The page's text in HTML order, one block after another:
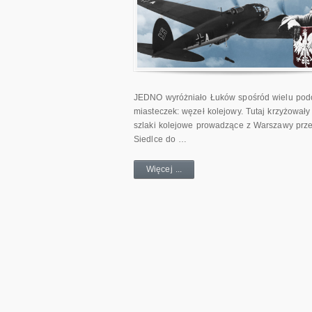
JEDNO wyróżniało Łuków spośród wielu
miasteczek: węzeł kolejowy. Tutaj
szlaki kolejowe prowadzące z Warszawy
Siedlce do …
Więcej ...